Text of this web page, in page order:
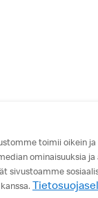
toimii oikein
ominaisuuksia
sivustoamme